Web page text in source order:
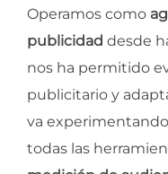
Operamos como
publicidad desde
nos ha permitido
publicitario y
va experimentando
todas las